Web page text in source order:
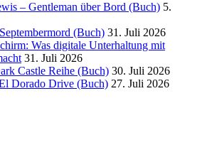
– Gentleman über Bord (Buch) 5.
(Buch) 31. Juli 2026
Was digitale Unterhaltung mit
31. Juli 2026
Castle Reihe (Buch) 30. Juli 2026
Dorado Drive (Buch) 27. Juli 2026